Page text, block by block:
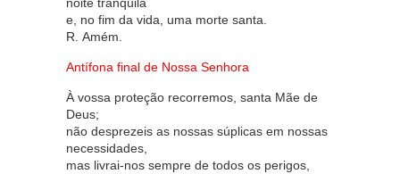
e, no fim da vida, uma morte santa.
R. Amém.
Antífona final de Nossa Senhora
À vossa proteção recorremos, santa Mãe de
Deus;
não desprezeis as nossas súplicas em nossas
necessidades,
mas livrai-nos sempre de todos os perigos,